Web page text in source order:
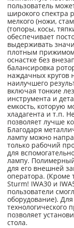
пользователь
широкого спектра
мелкого (ножи,
(топоры, косы,
обеспечивает
выдерживать
плотным
оснастке без
балансировка
наждачных кругов
наилучшего
включая тонкие
инструмента и
емкость, которую
хладагента и т.п.
позволяет лучше
Благодаря
лампу можно
только рабочий
для
лампу.
для его внешней
оператора. (Кроме
Sturm! IWA30 и
пользователи
оборудование).
технологического
позволяет
стола.